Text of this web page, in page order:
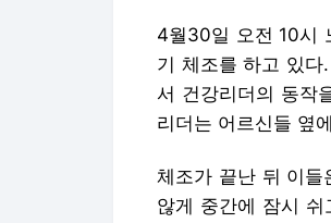
4월30일 오전 10시
기 체조를 하고 있다
서 건강리더의 동작
리더는 어르신들 옆
체조가 끝난 뒤 이
않게 중간에 잠시